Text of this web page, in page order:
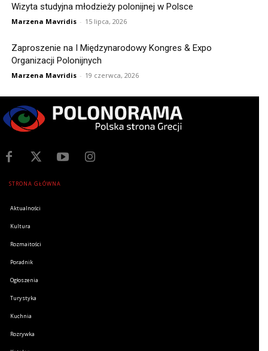
Wizyta studyjna młodzieży polonijnej w Polsce
Marzena Mavridis - 15 lipca, 2026
Zaproszenie na I Międzynarodowy Kongres & Expo
Organizacji Polonijnych
Marzena Mavridis - 19 czerwca, 2026
STRONA GŁÓWNA
Aktualności
Kultura
Rozmaitości
Poradnik
Ogłoszenia
Turystyka
Kuchnia
Rozrywka